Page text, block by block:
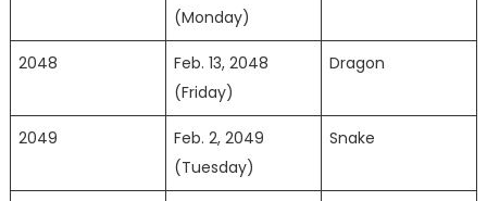
(Monday)
2048
Feb. 13, 2048
(Friday)
Dragon
2049
Feb. 2, 2049
(Tuesday)
Snake